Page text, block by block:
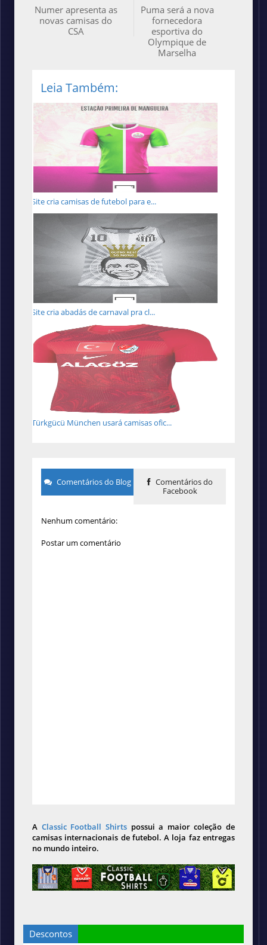
Puma será a nova
fornecedora
esportiva do
Olympique de
Marselha
Numer apresenta as
novas camisas do
CSA
Leia Também:
Site cria camisas de futebol para e...
Site cria abadás de carnaval pra cl...
Türkgücü München usará camisas ofic...
Comentários do Blog
Comentários do
Facebook
Nenhum comentário:
Postar um comentário
A Classic Football Shirts possui a maior coleção de
camisas internacionais de futebol. A loja faz entregas
no mundo inteiro.
Descontos